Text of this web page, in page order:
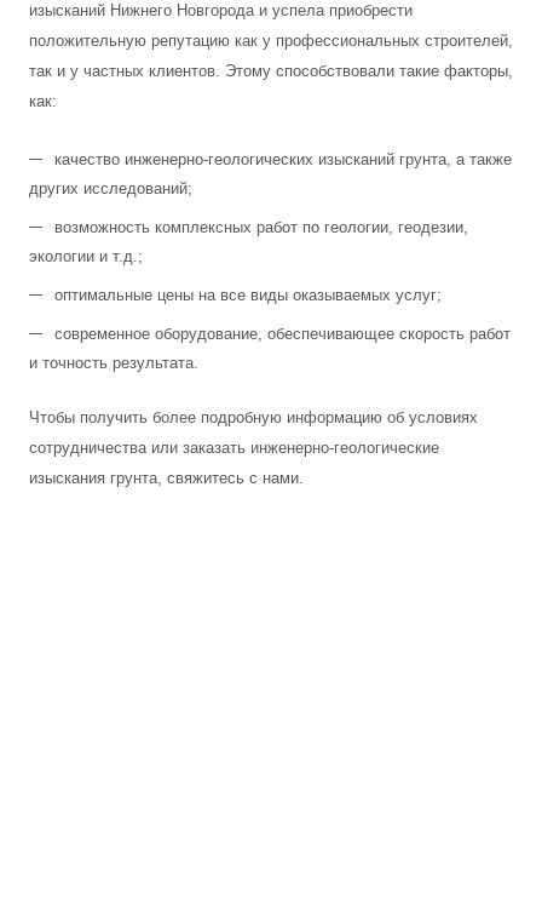
изысканий Нижнего Новгорода и успела приобрести
положительную репутацию как у профессиональных строителей,
так и у частных клиентов. Этому способствовали такие факторы,
как:
качество инженерно-геологических изысканий грунта, а также
других исследований;
возможность комплексных работ по геологии, геодезии,
экологии и т.д.;
оптимальные цены на все виды оказываемых услуг;
современное оборудование, обеспечивающее скорость работ
и точность результата.
Чтобы получить более подробную информацию об условиях
сотрудничества или заказать инженерно-геологические
изыскания грунта, свяжитесь с нами.